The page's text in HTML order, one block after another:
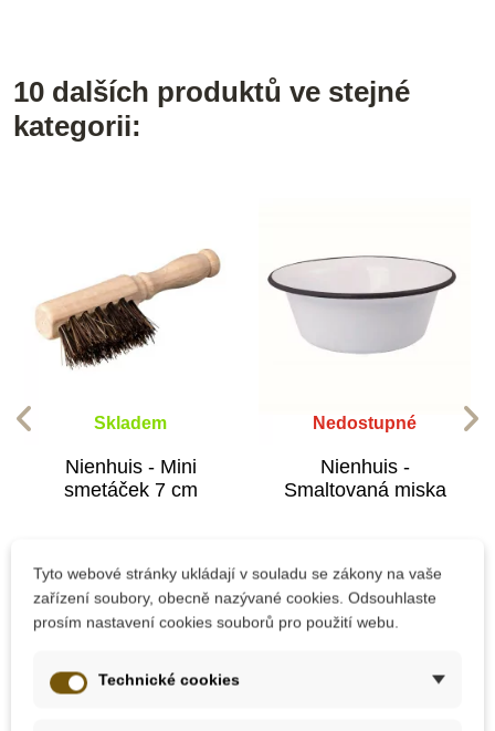
10 dalších produktů ve stejné
kategorii:
Skladem
Nienhuis - Mini
smetáček 7 cm
196 Kč
Přidat do košíku
Nedostupné
Nienhuis -
Smaltovaná miska
810 Kč
Zobrazit detail
Tyto webové stránky ukládají v souladu se zákony na vaše
zařízení soubory, obecně nazývané cookies. Odsouhlaste
prosím nastavení cookies souborů pro použití webu.
Technické cookies